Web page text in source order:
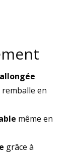
en
même en
grâce à